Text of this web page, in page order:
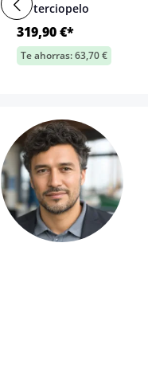
en terciopelo
319,90 €*
Te ahorras: 63,70 €